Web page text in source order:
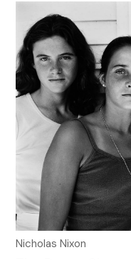
Nicholas Nixon